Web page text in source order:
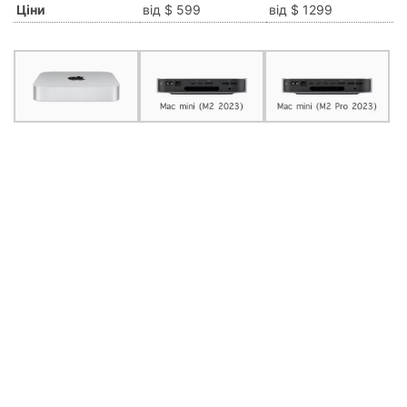
Ціни від $ 599 від $ 1299